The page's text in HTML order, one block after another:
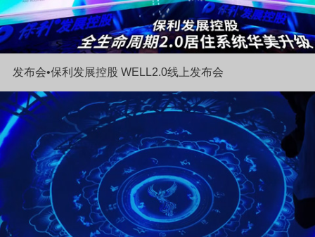
发布会•保利发展控股 WELL2.0线上发布会